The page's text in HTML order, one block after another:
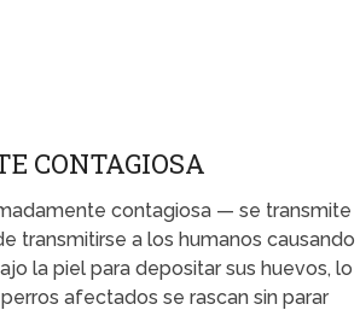
CONTAGIOSA
contagiosa — se transmite
transmitirse a los humanos causando
la piel para depositar sus huevos, lo
afectados se rascan sin parar